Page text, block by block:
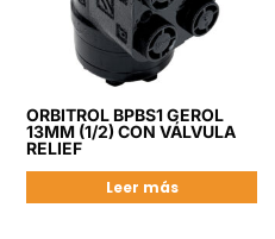
ORBITROL BPBS1 GEROL
13MM (1/2) CON VÁLVULA
RELIEF
Leer más